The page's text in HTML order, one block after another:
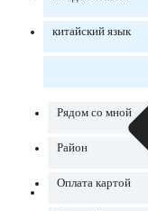
китайский язык
Рядом со мной
Район
Оплата картой